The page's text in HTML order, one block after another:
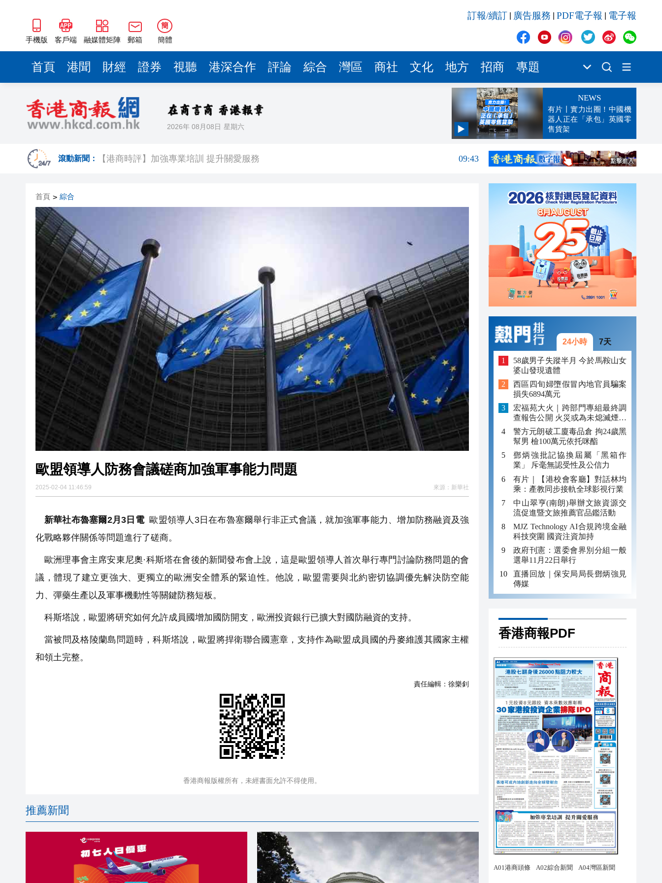
手機版 客戶端 融媒體矩陣 郵箱
簡
簡體
訂報/續訂 廣告服務 PDF電子報 電子報
首頁 港聞 財經 證券 視聽 港深合作 評論 綜合 灣區 商社 文化 地方 招商 專題
2026年 08月08日 星期六
NEWS
有片丨實力出圈！中國機
器人正在「承包」英國零
售貨架
滾動新聞： 雲南火把節燃料桶意外傾倒 現場16人灼傷
10:05
港股七翻身後26000點阻力較大
颱風「白海豚」強勢入東海
08:48
宏福苑大火｜最终調查報告曝光殉職消防員何偉豪裝備 「黃金戰衣」損毀
08:33
有片｜拜仁2:1擊敗維拉 180秒重溫全場精華
04:29
首頁 > 綜合
歐盟領導人防務會議磋商加強軍事能力問題
2025-02-04 11:46:59 來源： 新華社
新華社布魯塞爾2月3日電歐盟領導人3日在布魯塞爾舉行非正式會議，就加強軍事能力、增加防務融資及強
化戰略夥伴關係等問題進行了磋商。
歐洲理事會主席安東尼奧·科斯塔在會後的新聞發布會上說，這是歐盟領導人首次舉行專門討論防務問題的會
議，體現了建立更強大、更獨立的歐洲安全體系的緊迫性。他說，歐盟需要與北約密切協調優先解決防空能
力、彈藥生產以及軍事機動性等關鍵防務短板。
科斯塔說，歐盟將研究如何允許成員國增加國防開支，歐洲投資銀行已擴大對國防融資的支持。
當被問及格陵蘭島問題時，科斯塔說，歐盟將捍衛聯合國憲章，支持作為歐盟成員國的丹麥維護其國家主權
和領土完整。
責任編輯： 徐樂釗
香港商報版權所有，未經書面允許不得使用。
推薦新聞
24小時 7天
58歲男子失蹤半月 今於馬鞍山女
婆山發現遺體
西區四旬婦墮假冒內地官員騙案
損失6894萬元
宏福苑大火｜跨部門專組最終調
查報告公開 火災或為未熄滅煙頭
引發
警方元朗破工廈毒品倉 拘24歲黑
幫男 檢100萬元依托咪酯
鄧炳強批記協換屆屬「黑箱作
業」 斥毫無認受性及公信力
有片｜【港校會客廳】對話林均
乘：產教同步接軌全球影視行業
中山翠亨(南朗)舉辦文旅資源交
流促進暨文旅推薦官品鑑活動
MJZ Technology AI合規跨境金融
科技突圍 國資注資加持
政府刊憲：選委會界別分組一般
選舉11月22日舉行
直播回放｜保安局局長鄧炳強見
傳媒
香港商報PDF